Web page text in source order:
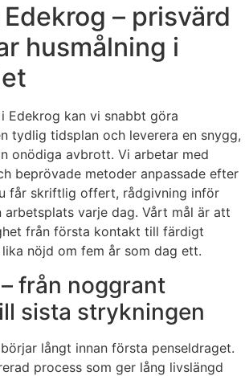
– prisvärd
husmålning i
Edekrog kan vi snabbt göra
tydlig tidsplan och leverera en snygg,
onödiga avbrott. Vi arbetar med
beprövade metoder anpassade efter
får skriftlig offert, rådgivning inför
arbetsplats varje dag. Vårt mål är att
från första kontakt till färdigt
nöjd om fem år som dag ett.
från noggrant
sista strykningen
långt innan första penseldraget.
process som ger lång livslängd